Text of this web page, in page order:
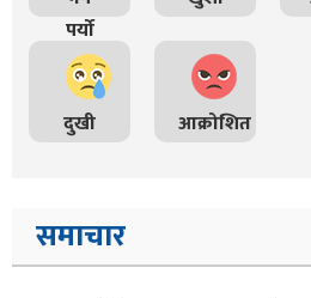
पर्यो
दुखी आक्रोशित
समाचार